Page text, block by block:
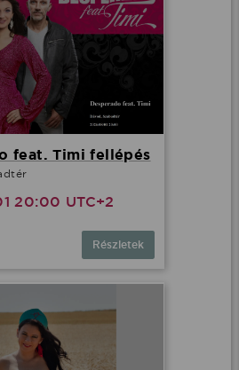
feat. Timi fellépés
20:00 UTC+2
Részletek